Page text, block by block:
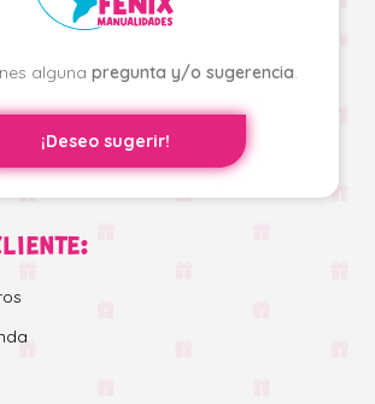
alguna pregunta y/o sugerencia.
¡Deseo sugerir!